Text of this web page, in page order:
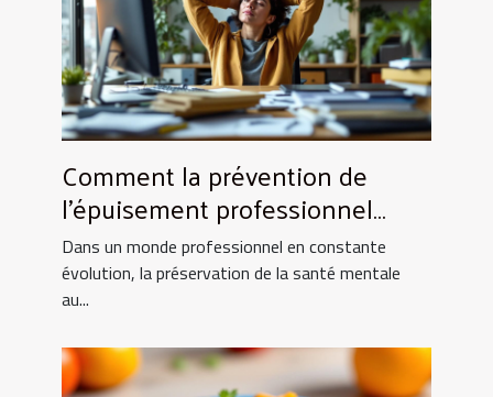
Comment la prévention de
l'épuisement professionnel
renforce la productivité ?
Dans un monde professionnel en constante
évolution, la préservation de la santé mentale
au...